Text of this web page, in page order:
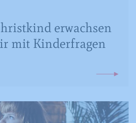
erwachsen
mit Kinderfragen